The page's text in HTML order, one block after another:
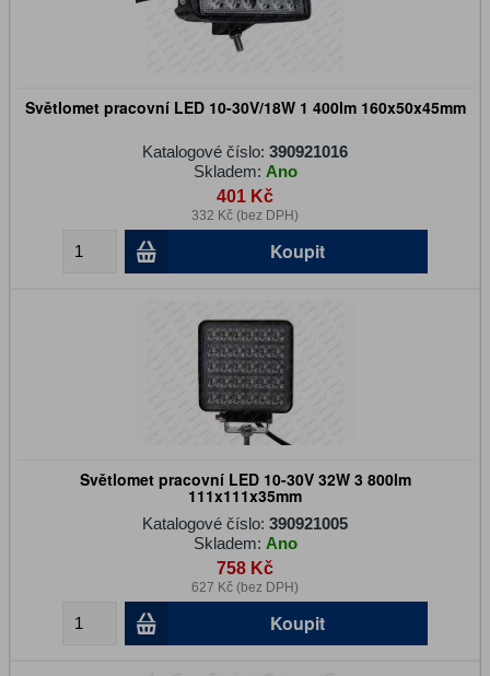
Světlomet pracovní LED 10-30V/18W 1 400lm 160x50x45mm
Katalogové číslo: 390921016
Skladem: Ano
401 Kč
332 Kč (bez DPH)
Koupit
Světlomet pracovní LED 10-30V 32W 3 800lm
111x111x35mm
Katalogové číslo: 390921005
Skladem: Ano
758 Kč
627 Kč (bez DPH)
Koupit